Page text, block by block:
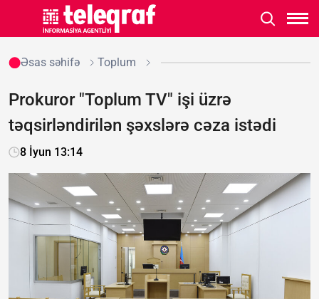
Əsas səhifə Toplum
Prokuror "Toplum TV" işi üzrə
təqsirləndirilən şəxslərə cəza istədi
8 İyun 13:14